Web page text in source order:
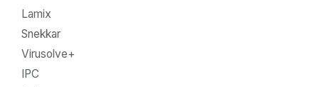
Lamix
Snekkar
Virusolve+
IPC